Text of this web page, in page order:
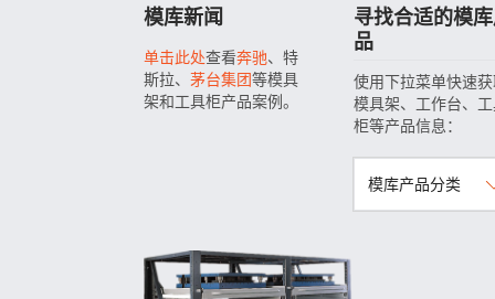
模库新闻
单击此处查看奔驰、特
斯拉、 茅台集团等模具
架和工具柜产品案例。
寻找合适的模
品
使用下拉菜单快速
模具架、工作台、
柜等产品信息：
模库产品分类